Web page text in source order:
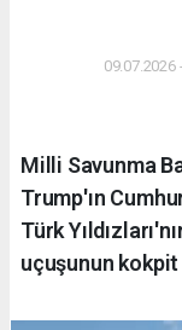
09.07.2026
Milli Savunma
Trump'ın
Türk
uçuşunun